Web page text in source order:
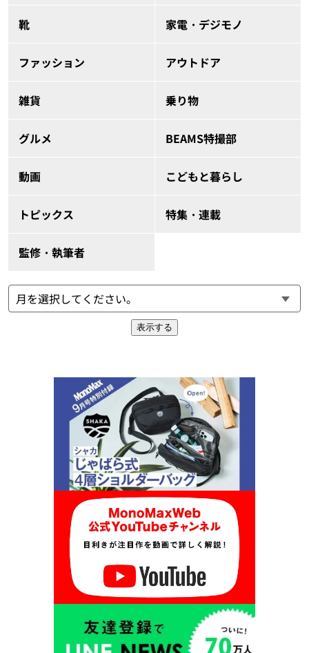
靴 家電・デジモノ
ファッション アウトドア
雑貨 乗り物
グルメ BEAMS特撮部
動画 こどもと暮らし
トピックス 特集・連載
監修・執筆者
表示する